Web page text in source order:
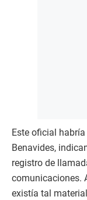
Este oficial
Benavides,
registro de
comunicaciones.
existía tal